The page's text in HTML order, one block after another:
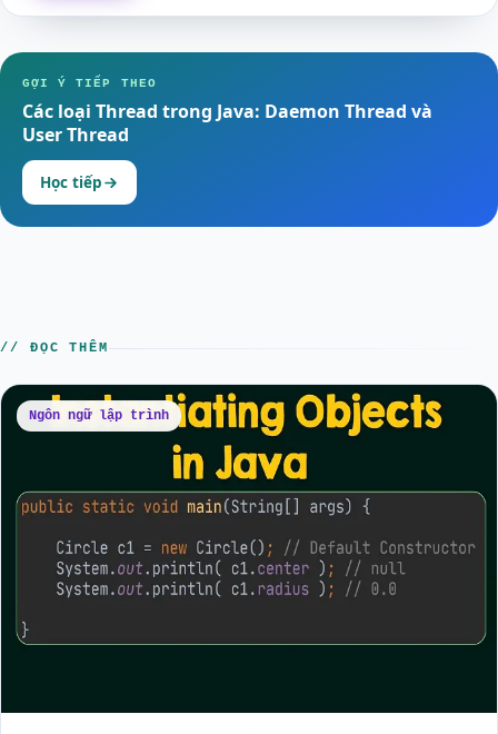
GỢI Ý TIẾP THEO
Các loại Thread trong Java: Daemon Thread và
User Thread
Học tiếp
// ĐỌC THÊM
Ngôn ngữ lập trình